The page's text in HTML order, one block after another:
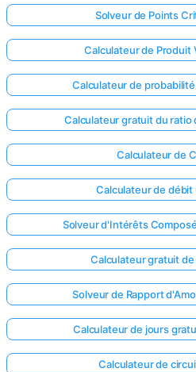
Solveur de Points
Calculateur de Produit
Calculateur de
Calculateur gratuit du ratio
Calculateur de
Calculateur de
Solveur d'Intérêts
Calculateur gratuit de
Solveur de Rapport
Calculateur de jours
Calculateur de